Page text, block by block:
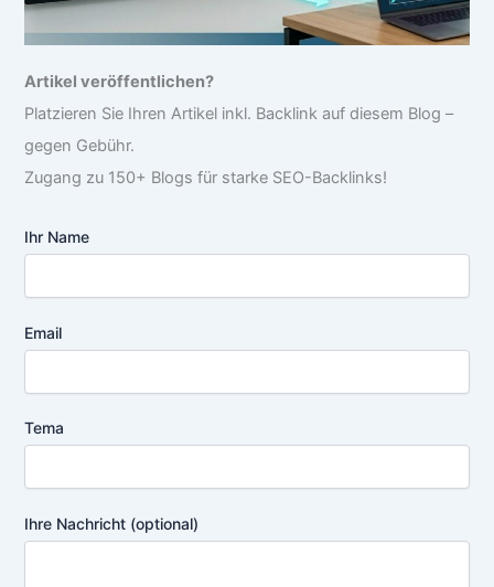
Artikel veröffentlichen?
Platzieren Sie Ihren Artikel inkl. Backlink auf diesem Blog –
gegen Gebühr.
Zugang zu 150+ Blogs für starke SEO-Backlinks!
Ihr Name
Email
Tema
Ihre Nachricht (optional)